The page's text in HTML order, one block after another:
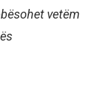
vetëm